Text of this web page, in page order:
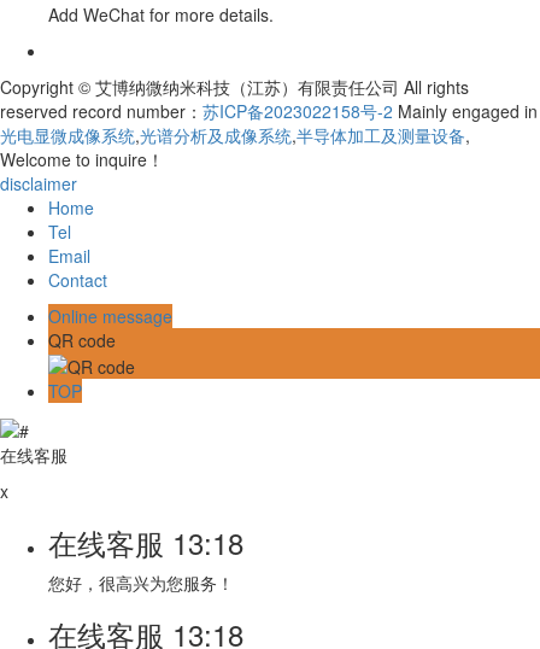
Add WeChat for more details.
Copyright © 艾博纳微纳米科技（江苏）有限责任公司 All rights
reserved record number： 苏ICP备2023022158号-2 Mainly engaged in
光电显微成像系统,光谱分析及成像系统,半导体加工及测量设备,
Welcome to inquire！
disclaimer
Home
Tel
Email
Contact
Online message
QR code
TOP
在线客服
x
在线客服 13:18
您好，很高兴为您服务！
在线客服 13:18